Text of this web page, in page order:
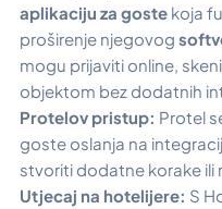
aplikaciju za goste koja
proširenje njegovog
mogu prijaviti online,
objektom bez dodatnih
Protelov pristup: Protel
goste oslanja na
stvoriti dodatne korake ili
Utjecaj na hotelijere: S